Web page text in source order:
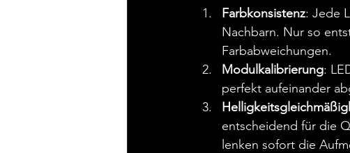
Farbkonsistenz: Jede
Nachbarn. Nur so
Farbabweichungen.
Modulkalibrierung:
perfekt aufeinander
entscheidend für die
lenken sofort die